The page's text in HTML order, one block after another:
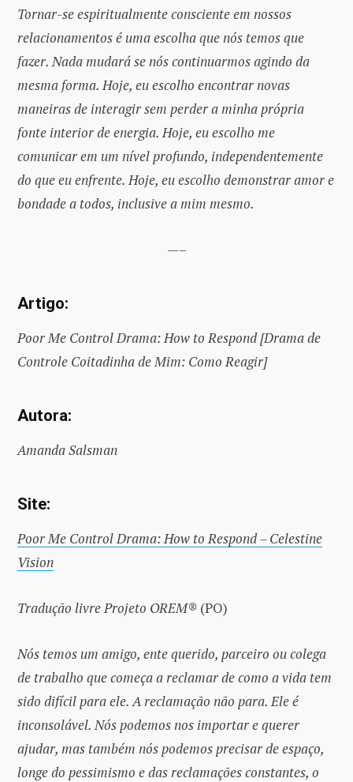
Tornar-se espiritualmente consciente em nossos
relacionamentos é uma escolha que nós temos que
fazer. Nada mudará se nós continuarmos agindo da
mesma forma. Hoje, eu escolho encontrar novas
maneiras de interagir sem perder a minha própria
fonte interior de energia. Hoje, eu escolho me
comunicar em um nível profundo, independentemente
do que eu enfrente. Hoje, eu escolho demonstrar amor e
bondade a todos, inclusive a mim mesmo.
—–
Artigo:
Poor Me Control Drama: How to Respond [Drama de
Controle Coitadinha de Mim: Como Reagir]
Autora:
Amanda Salsman
Site:
Poor Me Control Drama: How to Respond – Celestine
Vision
Tradução livre Projeto OREM® (PO)
Nós temos um amigo, ente querido, parceiro ou colega
de trabalho que começa a reclamar de como a vida tem
sido difícil para ele. A reclamação não para. Ele é
inconsolável. Nós podemos nos importar e querer
ajudar, mas também nós podemos precisar de espaço,
longe do pessimismo e das reclamações constantes, o